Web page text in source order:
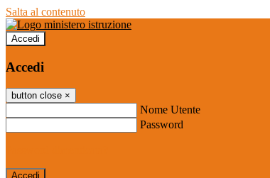
Salta al contenuto
Accedi
Accedi
button close ×
Nome Utente
Password